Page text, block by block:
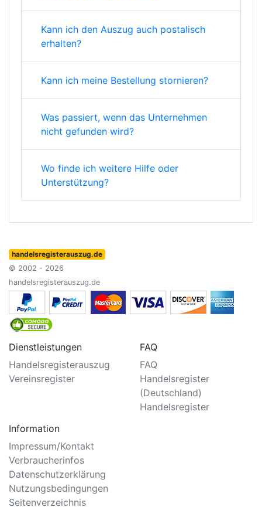
Kann ich den Auszug auch postalisch
erhalten?
Kann ich meine Bestellung stornieren?
Was passiert, wenn das Unternehmen
nicht gefunden wird?
Wo finde ich weitere Hilfe oder
Unterstützung?
handelsregisterauszug.de
© 2002 - 2026
handelsregisterauszug.de
Dienstleistungen
Handelsregisterauszug
Vereinsregister
FAQ
FAQ
Handelsregister
(Deutschland)
Handelsregister
Information
Impressum/Kontakt
Verbraucherinfos
Datenschutzerklärung
Nutzungsbedingungen
Seitenverzeichnis